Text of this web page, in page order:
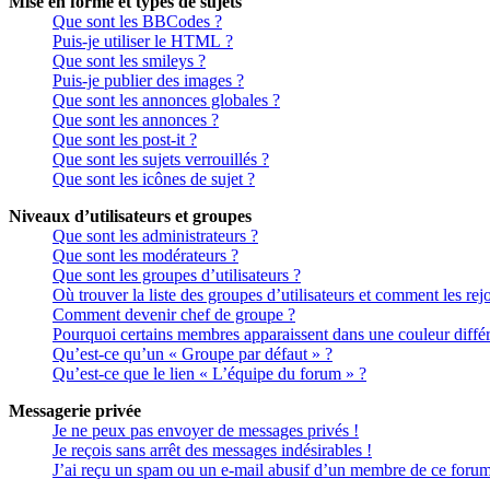
Que sont les BBCodes ?
Puis-je utiliser le HTML ?
Que sont les smileys ?
Puis-je publier des images ?
Que sont les annonces globales ?
Que sont les annonces ?
Que sont les post-it ?
Que sont les sujets verrouillés ?
Que sont les icônes de sujet ?
Niveaux d’utilisateurs et groupes
Que sont les administrateurs ?
Que sont les modérateurs ?
Que sont les groupes d’utilisateurs ?
Où trouver la liste des groupes d’utilisateurs et comment les
Comment devenir chef de groupe ?
Pourquoi certains membres apparaissent dans une couleur
Qu’est-ce qu’un « Groupe par défaut » ?
Qu’est-ce que le lien « L’équipe du forum » ?
Messagerie privée
Je ne peux pas envoyer de messages privés !
Je reçois sans arrêt des messages indésirables !
J’ai reçu un spam ou un e-mail abusif d’un membre de ce